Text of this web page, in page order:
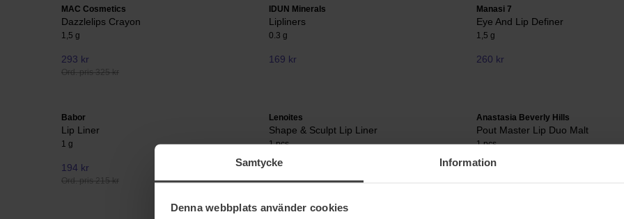
Samtycke Information
Denna webbplats använder cookies
MAC Cosmetics
Dazzlelips Crayon
1,5 g
293 kr
Ord. pris 325 kr
IDUN Minerals
Lipliners
0.3 g
169 kr
Manasi 7
Eye And Lip Definer
1,5 g
260 kr
Babor
Lip Liner
1 g
194 kr
Ord. pris 215 kr
Lenoites
Shape & Sculpt Lip Liner
1 pcs
199 kr
Anastasia Beverly Hills
Pout Master Lip Duo Malt
1 pcs
293 kr